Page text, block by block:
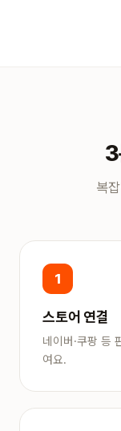
복
1
스토어 연결
네이버·쿠팡 등
여요.